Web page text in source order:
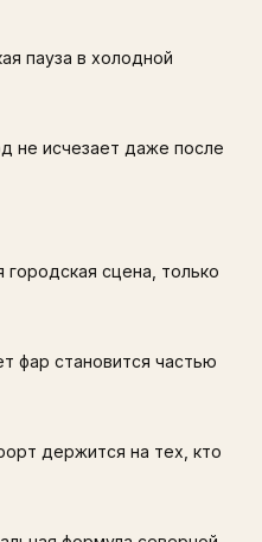
пауза в холодной
не исчезает даже после
сцена, только
фар становится частью
держится на тех, кто